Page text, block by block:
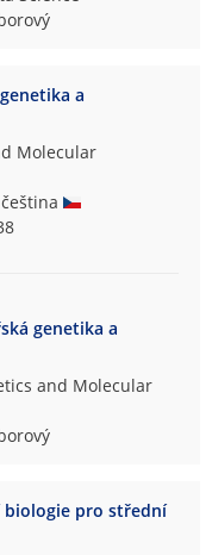
a
Molecular
čeština
genetika a
and Molecular
biologie pro střední